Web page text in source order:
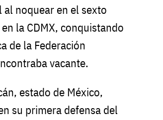
noquear en el sexto
la CDMX, conquistando
de la Federación
vacante.
estado de México,
su primera defensa del